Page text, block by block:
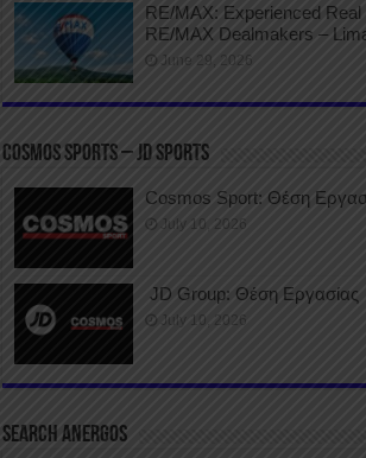
RE/MAX: Experienced Real
RE/MAX Dealmakers –
June 29, 2026
COSMOS SPORTS – JD SPORTS
Cosmos Sport: Θέση
July 10, 2026
JD Group: Θέση Εργασίας
July 10, 2026
SEARCH ANERGOS